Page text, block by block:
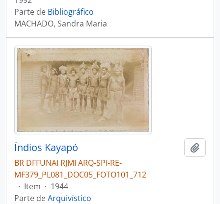
Parte de Bibliográfico
MACHADO, Sandra Maria
Índios Kayapó
BR DFFUNAI RJMI ARQ-SPI-RE-
MF379_PL081_DOC05_FOTO101_712
· Item · 1944
Parte deArquivístico